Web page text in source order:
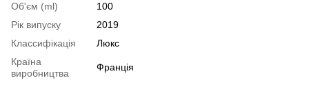
Об'єм (ml)
100
Рік випуску
2019
Классифікація
Люкс
Країна
виробництва
Франція